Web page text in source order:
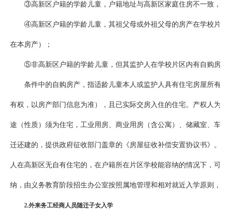
③高新区户籍的学龄儿童，户籍地址与高新区家庭住房不一致，
④高新区户籍的学龄儿童，其祖父母或外祖父母的房产在学校片
在本房产）；
⑤非高新区户籍的学龄儿童，但其监护人在学校片区内有自购房
条件中的自购房产，指适龄儿童本人或监护人具有住宅房屋所有
有权，以房产部门信息为准），且已实际交房入住的住宅。产权人为
途（性质）须为住宅，工业用房、商业用房（含公寓）、储藏室、车
迁还建的，提供政府征收部门盖章的《房屋征收补偿安置协议书》。
人在高新区无自有住宅的，在户籍所在片区学校能容纳的情况下，
纳，由义务教育阶段招生办公室按照属地管理和相对就近入学原则，
2.外来务工经商人员随迁子女入学